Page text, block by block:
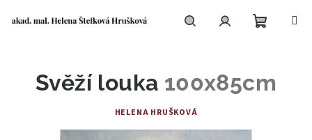
košík
Svěží louka 100x85cm
HELENA HRUŠKOVÁ